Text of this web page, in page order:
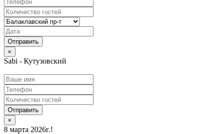
×
Sabi - Кутузовский
Отправить
×
8 марта 2026г.!